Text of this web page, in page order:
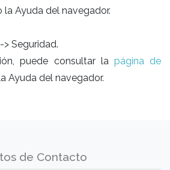
la Ayuda del navegador.
> Seguridad.
puede consultar la página de
Ayuda del navegador.
de Contacto